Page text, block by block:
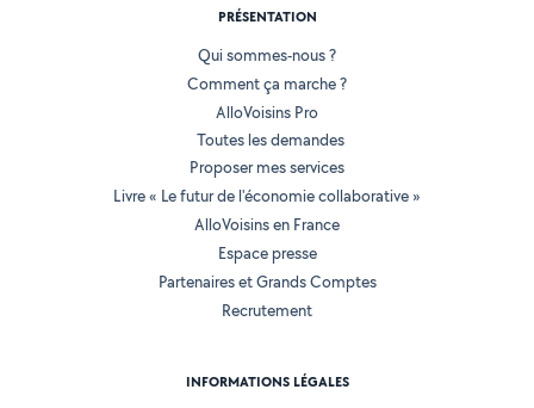
PRÉSENTATION
Qui sommes-nous ?
Comment ça marche ?
AlloVoisins Pro
Toutes les demandes
Proposer mes services
Livre « Le futur de l'économie collaborative »
AlloVoisins en France
Espace presse
Partenaires et Grands Comptes
Recrutement
INFORMATIONS LÉGALES